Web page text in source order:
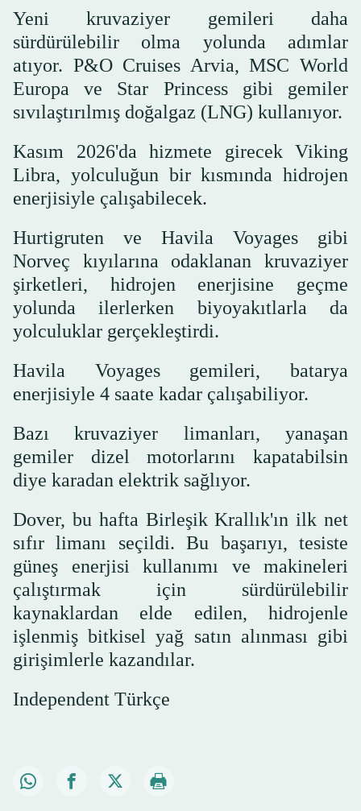
Yeni kruvaziyer gemileri daha
sürdürülebilir olma yolunda adımlar
atıyor. P&O Cruises Arvia, MSC World
Europa ve Star Princess gibi gemiler
sıvılaştırılmış doğalgaz (LNG) kullanıyor.
Kasım 2026'da hizmete girecek Viking
Libra, yolculuğun bir kısmında hidrojen
enerjisiyle çalışabilecek.
Hurtigruten ve Havila Voyages gibi
Norveç kıyılarına odaklanan kruvaziyer
şirketleri, hidrojen enerjisine geçme
yolunda ilerlerken biyoyakıtlarla da
yolculuklar gerçekleştirdi.
Havila Voyages gemileri, batarya
enerjisiyle 4 saate kadar çalışabiliyor.
Bazı kruvaziyer limanları, yanaşan
gemiler dizel motorlarını kapatabilsin
diye karadan elektrik sağlıyor.
Dover, bu hafta Birleşik Krallık'ın ilk net
sıfır limanı seçildi. Bu başarıyı, tesiste
güneş enerjisi kullanımı ve makineleri
çalıştırmak için sürdürülebilir
kaynaklardan elde edilen, hidrojenle
işlenmiş bitkisel yağ satın alınması gibi
girişimlerle kazandılar.
Independent Türkçe